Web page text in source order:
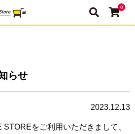
0
らせ
2023.12.13
をご利用いただきまして、